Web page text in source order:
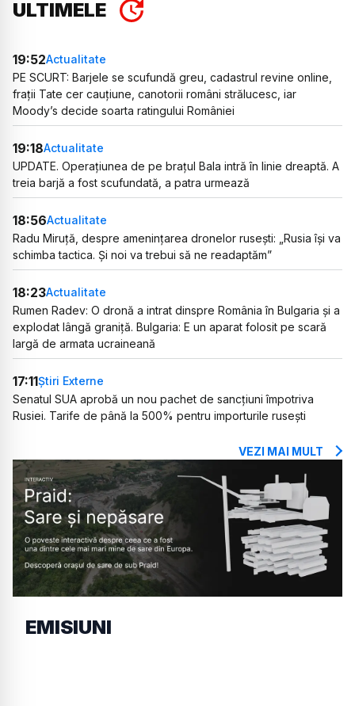
ULTIMELE
19:52Actualitate
PE SCURT: Barjele se scufundă greu, cadastrul revine online,
frații Tate cer cauțiune, canotorii români strălucesc, iar
Moody’s decide soarta ratingului României
19:18Actualitate
UPDATE. Operațiunea de pe brațul Bala intră în linie dreaptă. A
treia barjă a fost scufundată, a patra urmează
18:56Actualitate
Radu Miruță, despre amenințarea dronelor rusești: „Rusia își va
schimba tactica. Și noi va trebui să ne readaptăm”
18:23Actualitate
Rumen Radev: O dronă a intrat dinspre România în Bulgaria și a
explodat lângă graniță. Bulgaria: E un aparat folosit pe scară
largă de armata ucraineană
17:11Știri Externe
Senatul SUA aprobă un nou pachet de sancțiuni împotriva
Rusiei. Tarife de până la 500% pentru importurile rusești
VEZI MAI MULT
EMISIUNI